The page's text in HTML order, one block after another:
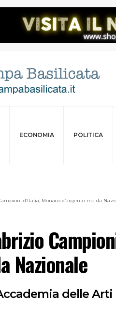
ECONOMIA POLITICA
d’Italia, Monaco d’argento ma da
Nazionale
delle Arti